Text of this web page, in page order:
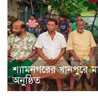
শ্যামনগরের খানপুরে
অনুষ্ঠিত